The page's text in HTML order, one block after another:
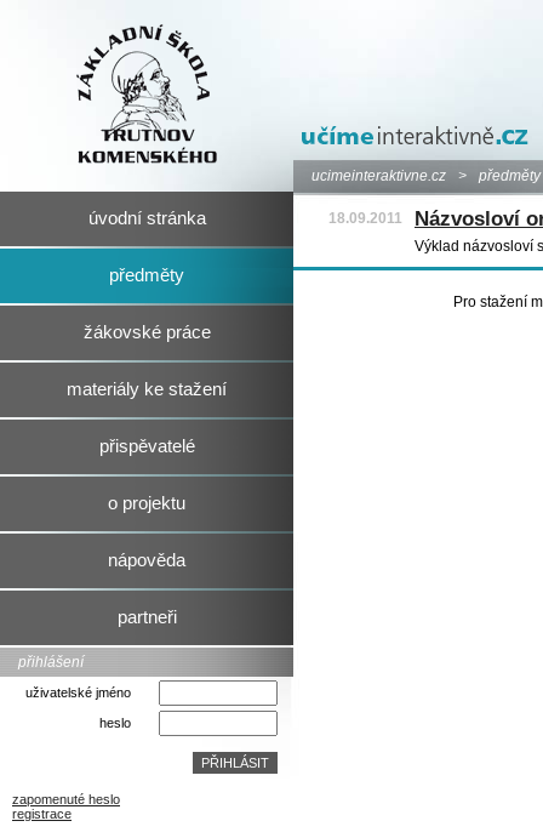
úvodní stránka
předměty
žákovské práce
materiály ke stažení
přispěvatelé
o projektu
nápověda
partneři
přihlášení
uživatelské jméno
heslo
zapomenuté heslo
registrace
ucimeinteraktivne.cz > předměty
18.09.2011 Názvosloví
Výklad názvosloví
Pro stažení